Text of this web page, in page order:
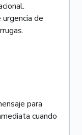
de
para
cuando